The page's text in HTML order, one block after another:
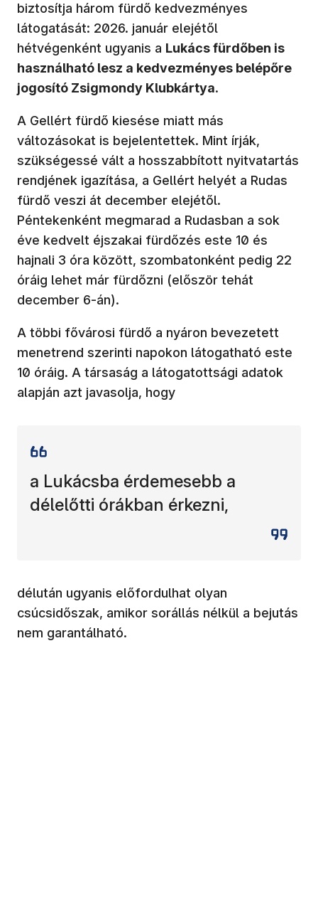
biztosítja három fürdő kedvezményes
látogatását: 2026. január elejétől
hétvégenként ugyanis a Lukács fürdőben is
használható lesz a kedvezményes belépőre
jogosító Zsigmondy Klubkártya.
A Gellért fürdő kiesése miatt más
változásokat is bejelentettek. Mint írják,
szükségessé vált a hosszabbított nyitvatartás
rendjének igazítása, a Gellért helyét a Rudas
fürdő veszi át december elejétől.
Péntekenként megmarad a Rudasban a sok
éve kedvelt éjszakai fürdőzés este 10 és
hajnali 3 óra között, szombatonként pedig 22
óráig lehet már fürdőzni (először tehát
december 6-án).
A többi fővárosi fürdő a nyáron bevezetett
menetrend szerinti napokon látogatható este
10 óráig. A társaság a látogatottsági adatok
alapján azt javasolja, hogy
a Lukácsba érdemesebb a
délelőtti órákban érkezni,
délután ugyanis előfordulhat olyan
csúcsidőszak, amikor sorállás nélkül a bejutás
nem garantálható.